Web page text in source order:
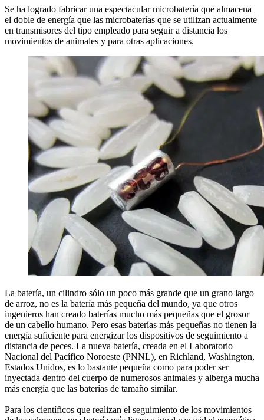
Se ha logrado fabricar una espectacular microbatería que almacena
el doble de energía que las microbaterías que se utilizan actualmente
en transmisores del tipo empleado para seguir a distancia los
movimientos de animales y para otras aplicaciones.
La batería, un cilindro sólo un poco más grande que un grano largo
de arroz, no es la batería más pequeña del mundo, ya que otros
ingenieros han creado baterías mucho más pequeñas que el grosor
de un cabello humano. Pero esas baterías más pequeñas no tienen la
energía suficiente para energizar los dispositivos de seguimiento a
distancia de peces. La nueva batería, creada en el Laboratorio
Nacional del Pacífico Noroeste (PNNL), en Richland, Washington,
Estados Unidos, es lo bastante pequeña como para poder ser
inyectada dentro del cuerpo de numerosos animales y alberga mucha
más energía que las baterías de tamaño similar.
Para los científicos que realizan el seguimiento de los movimientos